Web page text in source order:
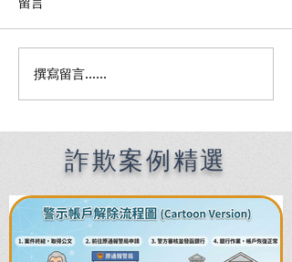
提供人頭帳戶會坐牢嗎？
誤觸幫助詐欺與洗錢的 3
留言
撰寫留言......
詐欺案例精選